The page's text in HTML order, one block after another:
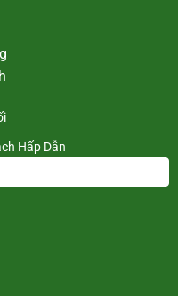
Hấp Dẫn